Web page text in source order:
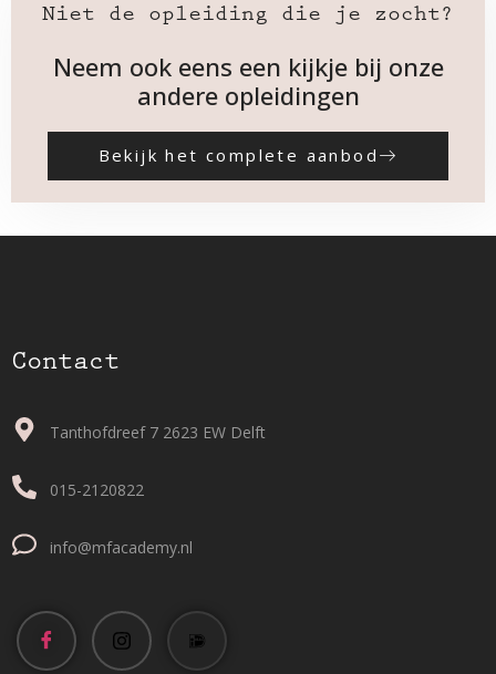
Niet de opleiding die je zocht?
Neem ook eens een kijkje bij onze
andere opleidingen
Bekijk het complete aanbod
Contact
Tanthofdreef 7 2623 EW Delft
015-2120822
info@mfacademy.nl